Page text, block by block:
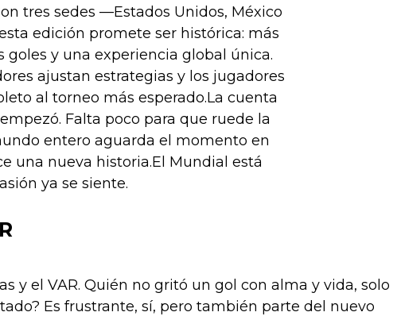
tres sedes —Estados Unidos, México
edición promete ser histórica: más
goles y una experiencia global única.
ajustan estrategias y los jugadores
al torneo más esperado.La cuenta
Falta poco para que ruede la
entero aguarda el momento en
una nueva historia.El Mundial está
ya se siente.
y el VAR. Quién no gritó un gol con alma y vida, solo
Es frustrante, sí, pero también parte del nuevo